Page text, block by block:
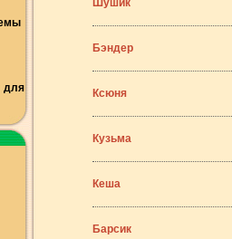
для
Шушик
Бэндер
Ксюня
Кузьма
Кеша
Барсик